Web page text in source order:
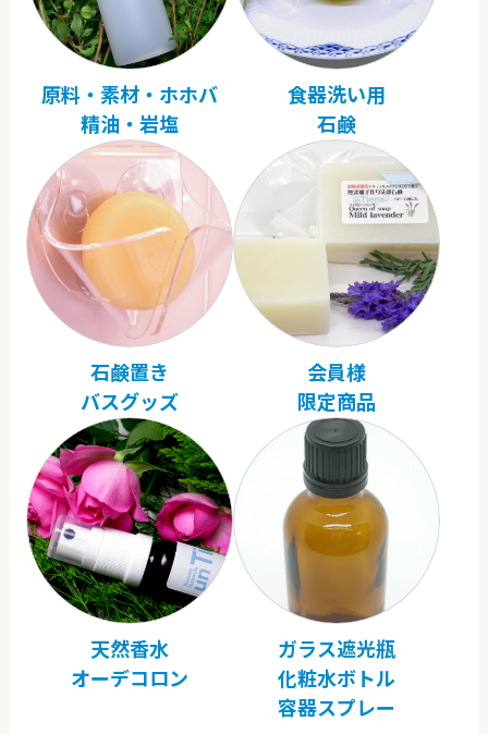
原料・素材・ホホバ
精油・岩塩
食器洗い用
石鹸
石鹸置き
バスグッズ
会員様
限定商品
天然香水
オーデコロン
ガラス遮光瓶
化粧水ボトル
容器スプレー